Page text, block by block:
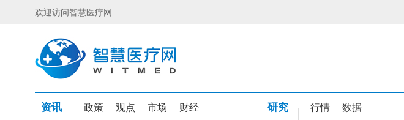
欢迎访问智慧医疗网
资讯 政策 观点 市场 财经 研究 行情 数据